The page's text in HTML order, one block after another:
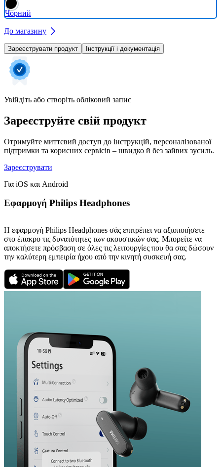
Чорний
До магазину
Зареєструвати продукт Інструкції і документація
Увійдіть або створіть обліковий запис
Зареєструйте свій продукт
Отримуйте миттєвий доступ до інструкцій, персоналізованої
підтримки та корисних сервісів – швидко й без зайвих зусиль.
Зареєструвати
Για iOS και Android
Εφαρμογή Philips Headphones
Η εφαρμογή Philips Headphones σάς επιτρέπει να αξιοποιήσετε
στο έπακρο τις δυνατότητες των ακουστικών σας. Μπορείτε να
αποκτήσετε πρόσβαση σε όλες τις λειτουργίες που θα σας δώσουν
την καλύτερη εμπειρία ήχου από την κινητή συσκευή σας.